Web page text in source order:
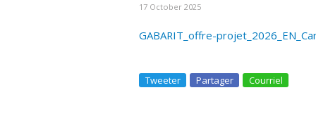
17 October 2025
GABARIT_offre-
Tweeter Partager Courriel